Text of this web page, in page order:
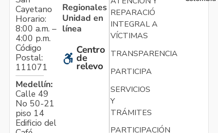
Cayetano
Horario:
8:00 a.m. –
4:00 p.m.
Código
Postal:
111071
Medellín:
Calle 49
No 50-21
piso 14
Edificio del
Regionales
Unidad en
línea
Centro
de
relevo
REPARACIÓN
INTEGRAL A
VÍCTIMAS
TRANSPARENCIA
PARTICIPA
SERVICIOS
Y
TRÁMITES
PARTICIPACIÓN